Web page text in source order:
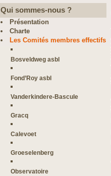
Qui sommes-nous ?
Présentation
Charte
Les Comités membres effectifs
Bosveldweg asbl
Fond’Roy asbl
Vanderkindere-Bascule
Gracq
Calevoet
Groeselenberg
Observatoire